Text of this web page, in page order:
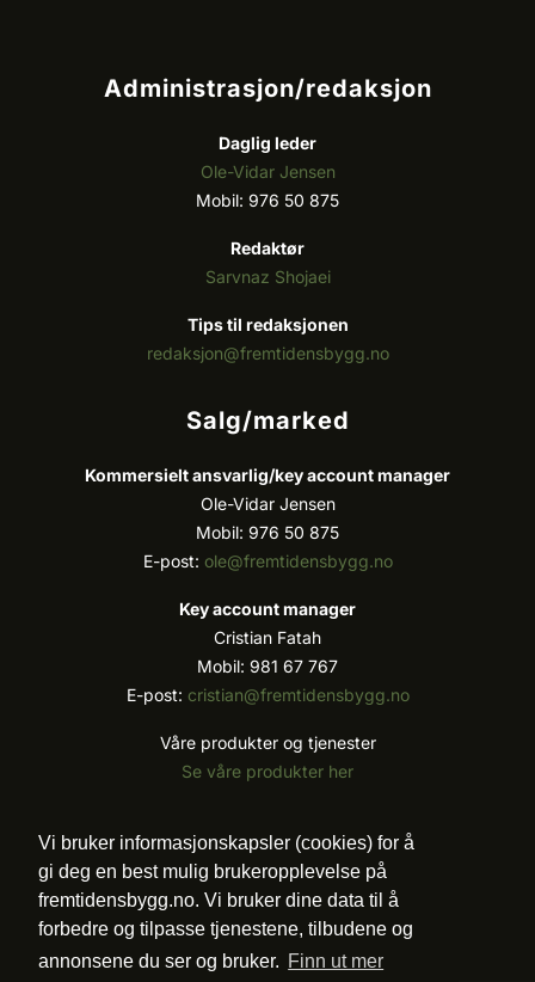
Vi bruker informasjonskapsler (cookies) for å
gi deg en best mulig brukeropplevelse på
fremtidensbygg.no. Vi bruker dine data til å
forbedre og tilpasse tjenestene, tilbudene og
annonsene du ser og bruker. Finn ut mer
Administrasjon/redaksjon
Daglig leder
Ole-Vidar Jensen
Mobil: 976 50 875
Redaktør
Sarvnaz Shojaei
Tips til redaksjonen
redaksjon@fremtidensbygg.no
Salg/marked
Kommersielt ansvarlig/key account manager
Ole-Vidar Jensen
Mobil: 976 50 875
E-post: ole@fremtidensbygg.no
Key account manager
Cristian Fatah
Mobil: 981 67 767
E-post: cristian@fremtidensbygg.no
Våre produkter og tjenester
Se våre produkter her
Følg oss:
Vi arbeider etter Vær Varsom-plakatens regler for